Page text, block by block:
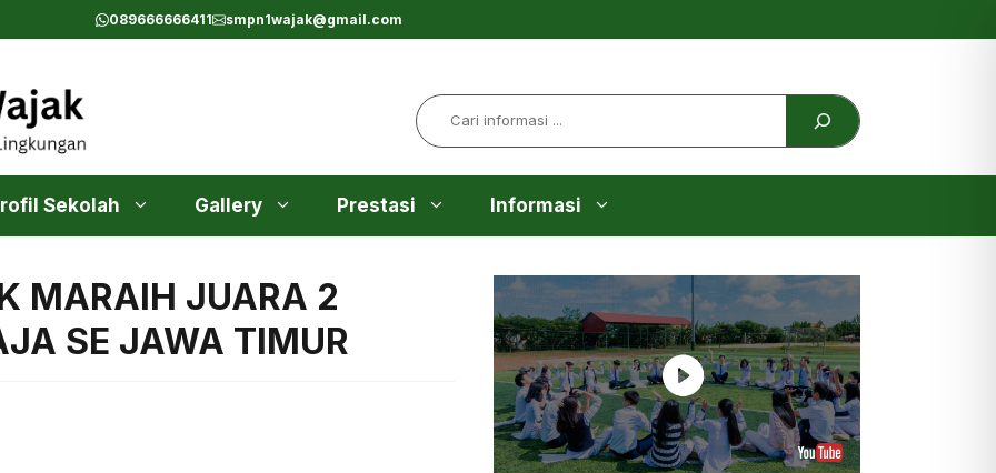
089666666411 smpn1wajak@gmail.com
Search
Sekolah Gallery Prestasi Informasi
MARAIH JUARA 2
SE JAWA TIMUR